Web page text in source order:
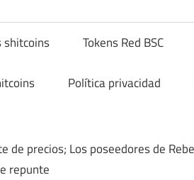
shitcoins Tokens Red BSC
Política privacidad